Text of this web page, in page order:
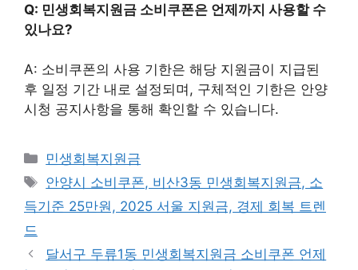
Q: 민생회복지원금 소비쿠폰은 언제까지 사용할 수
있나요?
A: 소비쿠폰의 사용 기한은 해당 지원금이 지급된
후 일정 기간 내로 설정되며, 구체적인 기한은 안양
시청 공지사항을 통해 확인할 수 있습니다.
카
테
리
민생회복지원금
태
그
안양시 소비쿠폰, 비산3동 민생회복지원금, 소
득기준 25만원, 2025 서울 지원금, 경제 회복 트렌
드
달서구 두류1동 민생회복지원금 소비쿠폰 언제